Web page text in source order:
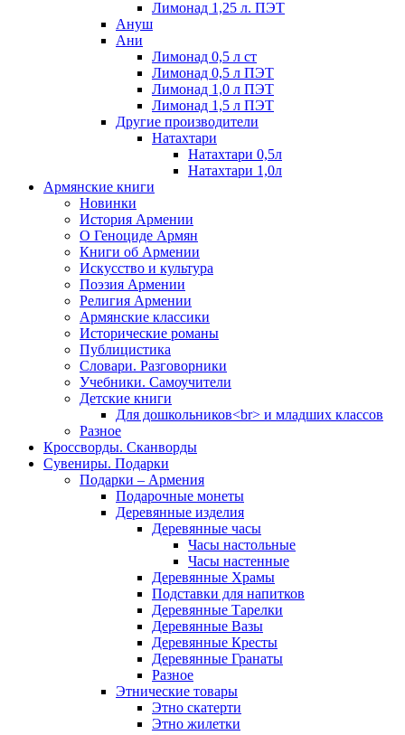
Лимонад 1,25 л. ПЭТ
Ануш
Ани
Лимонад 0,5 л ст
Лимонад 0,5 л ПЭТ
Лимонад 1,0 л ПЭТ
Лимонад 1,5 л ПЭТ
Другие производители
Натахтари
Натахтари 0,5л
Натахтари 1,0л
Армянские книги
Новинки
История Армении
О Геноциде Армян
Книги об Армении
Иcкусство и культура
Поэзия Армении
Религия Армении
Армянские классики
Исторические романы
Публицистика
Словари. Разговорники
Учебники. Самоучители
Детские книги
Для дошкольников<br> и младших классов
Разное
Кроссворды. Сканворды
Сувениры. Подарки
Подарки – Армения
Подарочные монеты
Деревянные изделия
Деревянные часы
Часы настольные
Часы настенные
Деревянные Храмы
Подставки для напитков
Деревянные Тарелки
Деревянные Вазы
Деревянные Кресты
Деревянные Гранаты
Разное
Этнические товары
Этно скатерти
Этно жилетки